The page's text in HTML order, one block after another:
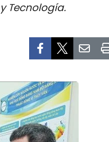
Tecnología.